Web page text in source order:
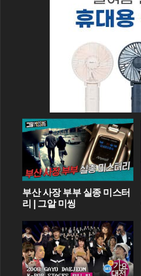
부산 사장 부부 실종 미스터
리 | 그알 미씽